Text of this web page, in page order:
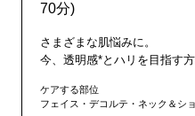
70分)
さまざまな肌悩みに。
今、透明感*とハリを目指す方
ケアする部位
フェイス・デコルテ・ネック＆シ